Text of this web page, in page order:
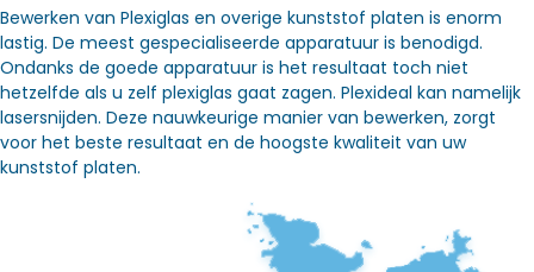
Bewerken van Plexiglas en overige kunststof platen is enorm
lastig. De meest gespecialiseerde apparatuur is benodigd.
Ondanks de goede apparatuur is het resultaat toch niet
hetzelfde als u zelf plexiglas gaat zagen. Plexideal kan namelijk
lasersnijden. Deze nauwkeurige manier van bewerken, zorgt
voor het beste resultaat en de hoogste kwaliteit van uw
kunststof platen.